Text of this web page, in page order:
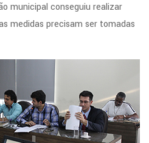
municipal conseguiu realizar
medidas precisam ser tomadas